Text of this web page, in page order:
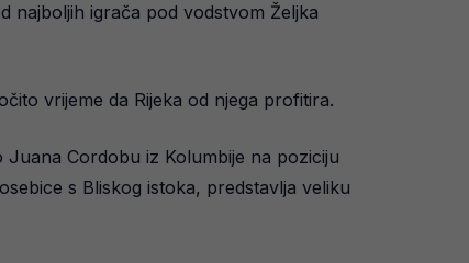
najboljih igrača pod vodstvom Željka
vrijeme da Rijeka od njega profitira.
Cordobu iz Kolumbije na poziciju
s Bliskog istoka, predstavlja veliku